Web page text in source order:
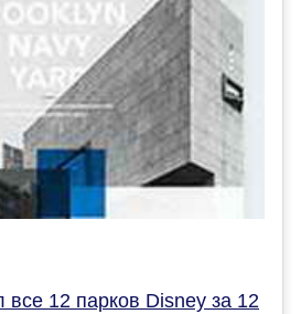
все 12 парков Disney за 12